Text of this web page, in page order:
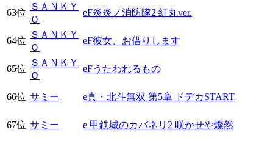
63位
ＳＡＮＫＹ
Ｏ
eF炎炎ノ消防隊2 紅丸ver.
64位
ＳＡＮＫＹ
Ｏ
eF彼女、お借りします
65位
ＳＡＮＫＹ
Ｏ
eFうたわれるもの
66位 サミー e真・北斗無双 第5章 ドデカSTART
67位 サミー e 甲鉄城のカバネリ2 咲かせや燦然